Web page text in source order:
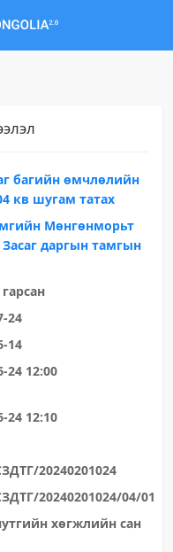
багийн өмчлөлийн
кв шугам татах
Мөнгөнморьт
даргын тамгын
24
14
24 12:00
24 12:10
20240201024
20240201024/04/01
хөгжлийн сан